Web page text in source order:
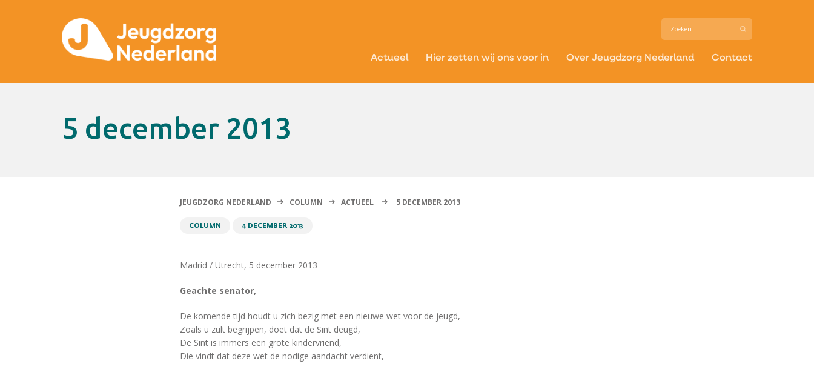
Actueel Hier zetten wij ons voor in Over Jeugdzorg Nederland Contact
5 december 2013
JEUGDZORG NEDERLAND COLUMN ACTUEEL 5 DECEMBER 2013
COLUMN 4 DECEMBER 2013
Madrid / Utrecht, 5 december 2013
Geachte senator,
De komende tijd houdt u zich bezig met een nieuwe wet voor de jeugd,
Zoals u zult begrijpen, doet dat de Sint deugd,
De Sint is immers een grote kindervriend,
Die vindt dat deze wet de nodige aandacht verdient,